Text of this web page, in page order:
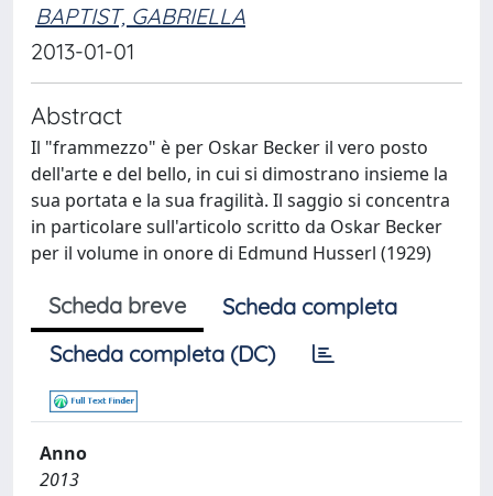
BAPTIST, GABRIELLA
2013-01-01
Abstract
Il "frammezzo" è per Oskar Becker il vero posto
dell'arte e del bello, in cui si dimostrano insieme la
sua portata e la sua fragilità. Il saggio si concentra
in particolare sull'articolo scritto da Oskar Becker
per il volume in onore di Edmund Husserl (1929)
Scheda breve
Scheda completa
Scheda completa (DC)
Anno
2013